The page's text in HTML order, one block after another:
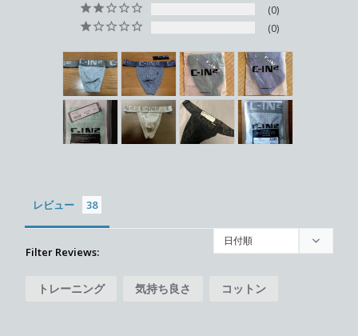
0
0
レビュー
Filter Reviews:
トレーニング 気持ち良さ コットン